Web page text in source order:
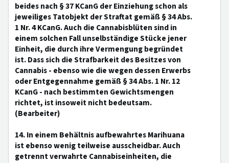
beides nach § 37 KCanG der Einziehung schon als
jeweiliges Tatobjekt der Straftat gemäß § 34 Abs.
1 Nr. 4 KCanG. Auch die Cannabisblüten sind in
einem solchen Fall unselbständige Stücke jener
Einheit, die durch ihre Vermengung begründet
ist. Dass sich die Strafbarkeit des Besitzes von
Cannabis - ebenso wie die wegen dessen Erwerbs
oder Entgegennahme gemäß § 34 Abs. 1 Nr. 12
KCanG - nach bestimmten Gewichtsmengen
richtet, ist insoweit nicht bedeutsam.
(Bearbeiter)
14. In einem Behältnis aufbewahrtes Marihuana
ist ebenso wenig teilweise ausscheidbar. Auch
getrennt verwahrte Cannabiseinheiten, die